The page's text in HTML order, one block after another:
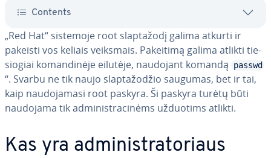
Contents
„Red Hat“ sistemoje root slap­ta­žo­dį galima atkurti ir
pakeisti vos keliais veiksmais. Pakeitimą galima atlikti tie­
sio­giai ko­man­di­nė­je eilutėje, naudojant komandą
passwd
“. Svarbu ne tik naujo slap­ta­žo­džio saugumas, bet ir tai,
kaip nau­do­ja­ma­si root paskyra. Ši paskyra turėtų būti
naudojama tik ad­mi­nist­ra­ci­nėms užduotims atlikti.
Kas yra ad­mi­nist­ra­to­riaus